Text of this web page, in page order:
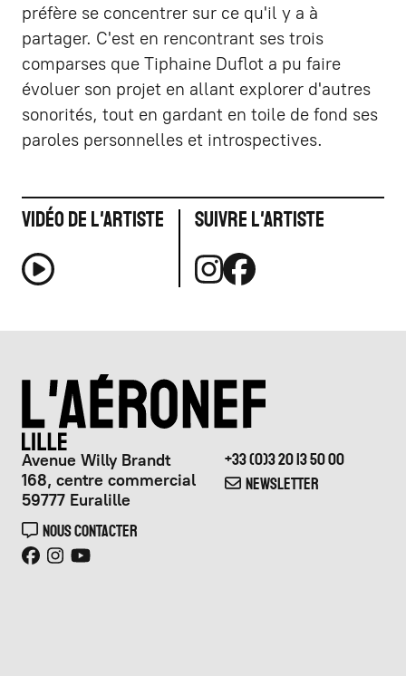
préfère se concentrer sur ce qu'il y a à
partager. C'est en rencontrant ses trois
comparses que Tiphaine Duflot a pu faire
évoluer son projet en allant explorer d'autres
sonorités, tout en gardant en toile de fond ses
paroles personnelles et introspectives.
Vidéo de l'artiste Suivre l'artiste
Avenue Willy Brandt
168, centre commercial
59777 Euralille
NOUS CONTACTER
+33 (0)3 20 13 50 00
NEWSLETTER